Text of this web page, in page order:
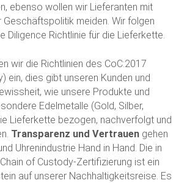
ebenso wollen wir Lieferanten mit
Geschäftspolitik meiden. Wir folgen
Diligence Richtlinie für die Lieferkette.
wir die Richtlinien des CoC:2017
ein, dies gibt unseren Kunden und
wie unsere Produkte und
Edelmetalle (Gold, Silber,
Lieferkette bezogen, nachverfolgt und
Transparenz und Vertrauen gehen
Uhrenindustrie Hand in Hand. Die in
of Custody-Zertifizierung ist ein
auf unserer Nachhaltigkeitsreise. Es